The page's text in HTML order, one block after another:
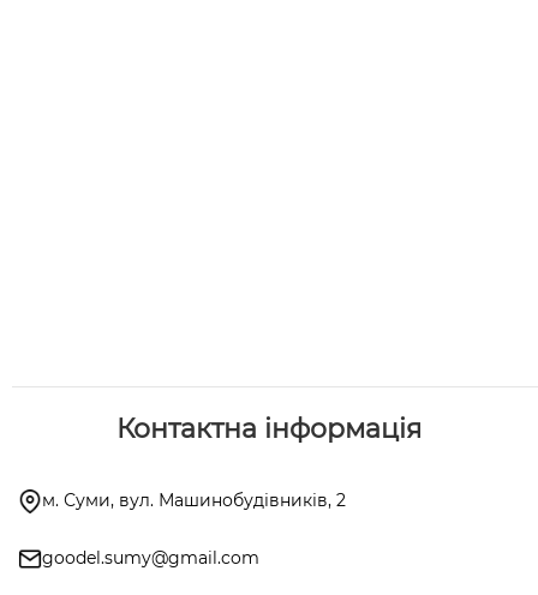
Контактна інформація
м. Суми, вул. Машинобудівників, 2
goodel.sumy@gmail.com